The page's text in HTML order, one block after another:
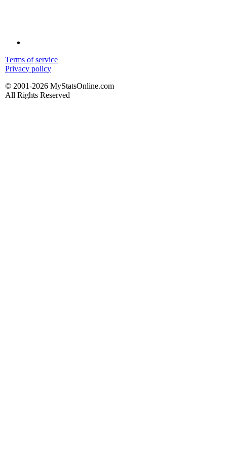
Terms of service
Privacy policy
© 2001-2026 MyStatsOnline.com
All Rights Reserved